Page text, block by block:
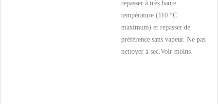
repasser à très haute
température (110 °C
maximum) et repasser de
préférence sans vapeur. Ne pas
nettoyer à sec.Voir moins